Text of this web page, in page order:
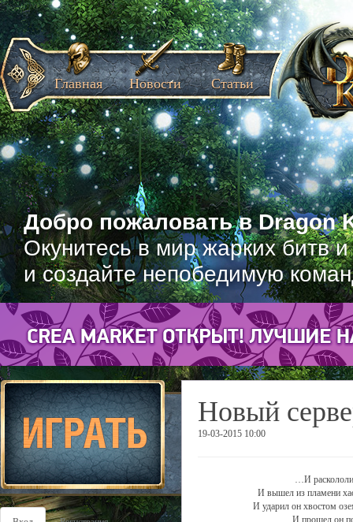
Добро пожаловать в Dragon
Окунитесь в мир жарких битв
и создайте непобедимую
Главная Новости Статьи
Новый
19-03-2015 10:00
…И
И вышел из пламени
И ударил он хвостом
И прошел он по